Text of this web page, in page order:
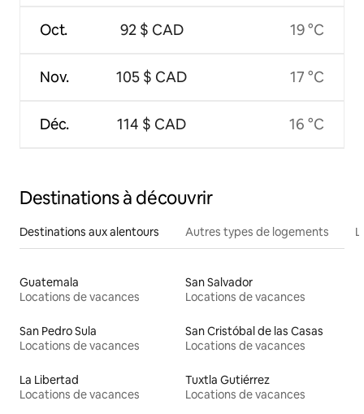
Oct.
Nov.
Déc.
92 $ CAD
105 $ CAD
114 $ CAD
19 °C
17 °C
16 °C
Destinations à découvrir
Destinations aux alentours Autres types de logements
Guatemala
Locations de vacances
San Salvador
Locations de vacances
San Pedro Sula
Locations de vacances
San Cristóbal de las Casas
Locations de vacances
La Libertad
Locations de vacances
Tuxtla Gutiérrez
Locations de vacances